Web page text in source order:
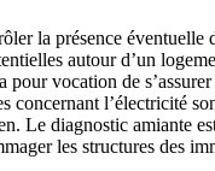
la présence éventuelle
autour d’un
vocation de
l’électricité
Le diagnostic amiante
les structures des